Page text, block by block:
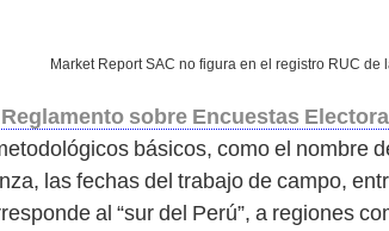
Market Report SAC no figura en el registro RUC de
Reglamento sobre Encuestas
básicos, como el nombre
las fechas del trabajo de campo,
al “sur del Perú”, a regiones